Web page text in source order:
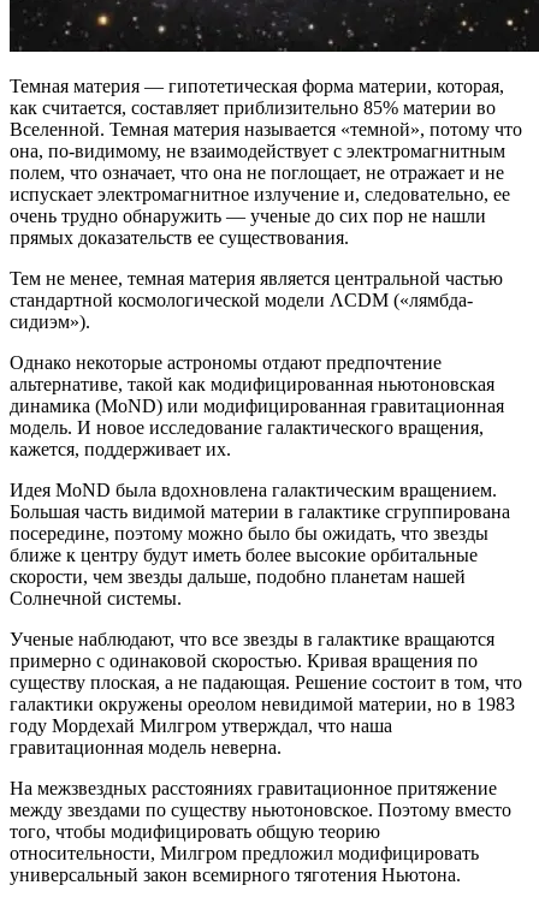
Темная материя — гипотетическая форма материи, которая,
как считается, составляет приблизительно 85% материи во
Вселенной. Темная материя называется «темной», потому что
она, по-видимому, не взаимодействует с электромагнитным
полем, что означает, что она не поглощает, не отражает и не
испускает электромагнитное излучение и, следовательно, ее
очень трудно обнаружить — ученые до сих пор не нашли
прямых доказательств ее существования.
Тем не менее, темная материя является центральной частью
стандартной космологической модели ΛCDM («лямбда-
сидиэм»).
Однако некоторые астрономы отдают предпочтение
альтернативе, такой как модифицированная ньютоновская
динамика (MoND) или модифицированная гравитационная
модель. И новое исследование галактического вращения,
кажется, поддерживает их.
Идея MoND была вдохновлена ​​галактическим вращением.
Большая часть видимой материи в галактике сгруппирована
посередине, поэтому можно было бы ожидать, что звезды
ближе к центру будут иметь более высокие орбитальные
скорости, чем звезды дальше, подобно планетам нашей
Солнечной системы.
Ученые наблюдают, что все звезды в галактике вращаются
примерно с одинаковой скоростью. Кривая вращения по
существу плоская, а не падающая. Решение состоит в том, что
галактики окружены ореолом невидимой материи, но в 1983
году Мордехай Милгром утверждал, что наша
гравитационная модель неверна.
На межзвездных расстояниях гравитационное притяжение
между звездами по существу ньютоновское. Поэтому вместо
того, чтобы модифицировать общую теорию
относительности, Милгром предложил модифицировать
универсальный закон всемирного тяготения Ньютона.